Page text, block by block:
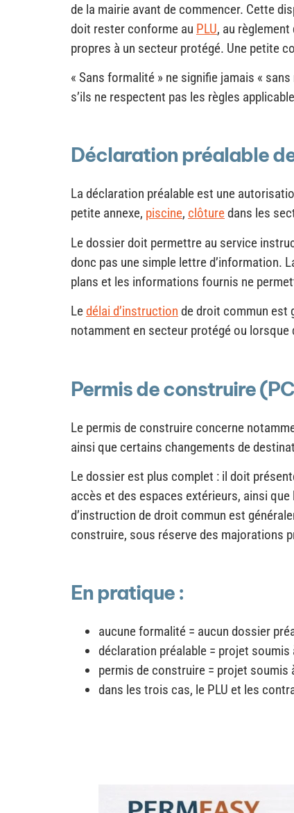
de la mairie avant de commencer. Cette
doit rester conforme au PLU, au
propres à un secteur protégé. Une petite
« Sans formalité » ne signifie jamais «
s’ils ne respectent pas les règles
Déclaration préalable
La déclaration préalable est une
petite annexe, piscine, clôturedans les
Le dossier doit permettre au service
donc pas une simple lettre d’information.
plans et les informations fournis ne
Ledélai d’instruction de droit commun est
notamment en secteur protégé ou
Permis de construire
Le permis de construire concerne
ainsi que certains changements de
Le dossier est plus complet : il doit
accès et des espaces extérieurs, ainsi
d’instruction de droit commun est
construire, sous réserve des majorations
En pratique :
aucune formalité = aucun dossier
déclaration préalable = projet
permis de construire = projet
dans les trois cas, le PLU et les